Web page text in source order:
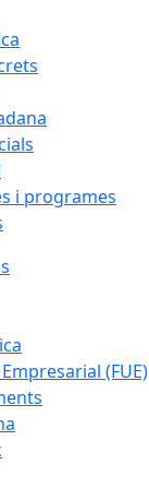
i programes
(FUE)